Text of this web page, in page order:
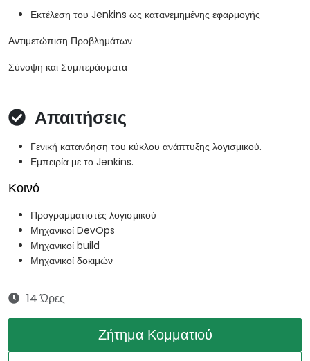
Εκτέλεση του Jenkins ως κατανεμημένης εφαρμογής
Αντιμετώπιση Προβλημάτων
Σύνοψη και Συμπεράσματα
Απαιτήσεις
Γενική κατανόηση του κύκλου ανάπτυξης λογισμικού.
Εμπειρία με το Jenkins.
Κοινό
Προγραμματιστές λογισμικού
Μηχανικοί DevOps
Μηχανικοί build
Μηχανικοί δοκιμών
14 Ώρες
Ζήτημα Κομματιού